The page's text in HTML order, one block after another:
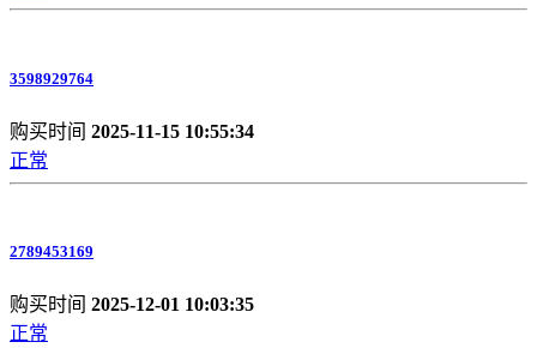
3598929764
购买时间 2025-11-15 10:55:34
正常
2789453169
购买时间 2025-12-01 10:03:35
正常